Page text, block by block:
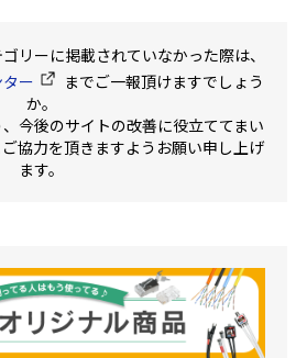
リーに掲載されていなかった際は、
ー
までご一報頂けますでしょう
か。
今後のサイトの改善に役立ててまい
協力を頂きますようお願い申し上げ
ます。